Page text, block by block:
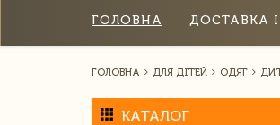
ГОЛОВНА ДОСТАВКА
ГОЛОВНА ДЛЯ ДІТЕЙ ОДЯГ
КАТАЛОГ